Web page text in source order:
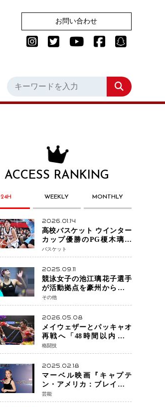
お問い合わせ
ACCESS RANKING
24H WEEKLY MONTHLY
2026.01.14
高校バスケット ウインター
カップ優勝のPG榎木璃旺
（えのき・りお）がプロの
現場へ―。
バスケット
2025.09.11
競泳女子の池江璃花子選手
が活動拠点を豪州から日本
へ！ 豪州での挑戦を糧に、
28年ロサンゼルス五輪へ再
始動
その他
2026.05.08
メイウェザーとパッキャオ
再戦へ「48時間以内に決
着」公式戦かエキシビショ
ンか混迷続く
格闘技
2025.02.18
マーベル映画『キャプテ
ン・アメリカ：ブレイブ・
ニュー・ワールド』 新ブラ
ック・ウィドウ役のシラ・
芸能